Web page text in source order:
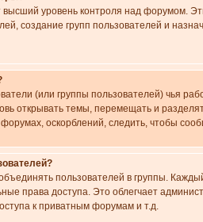
уровень контроля над форумом.
создание групп пользователей и
(или группы пользователей) чья
открывать темы, перемещать и
форумах, оскорблений, следить, чтобы
пользователей в группы.
права доступа. Это облегчает
к приватным форумам и т.д.